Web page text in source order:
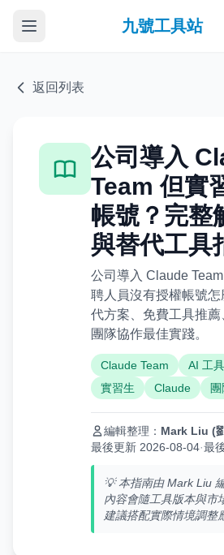
九號工具站
返回列表
公司導入
Team 但實
帳號？完整
與替代工具
公司導入 Claude
聘人員沒有授權帳號
代方案、免費工具推
團隊協作最佳實踐。
Claude Team AI 工具
實習生
Claude
編輯整理： Mark Liu (
最後更新 2026-08-04·最
💡 本指南由 Mark Liu
內容會隨工具版本與市
建議搭配實際情境調整